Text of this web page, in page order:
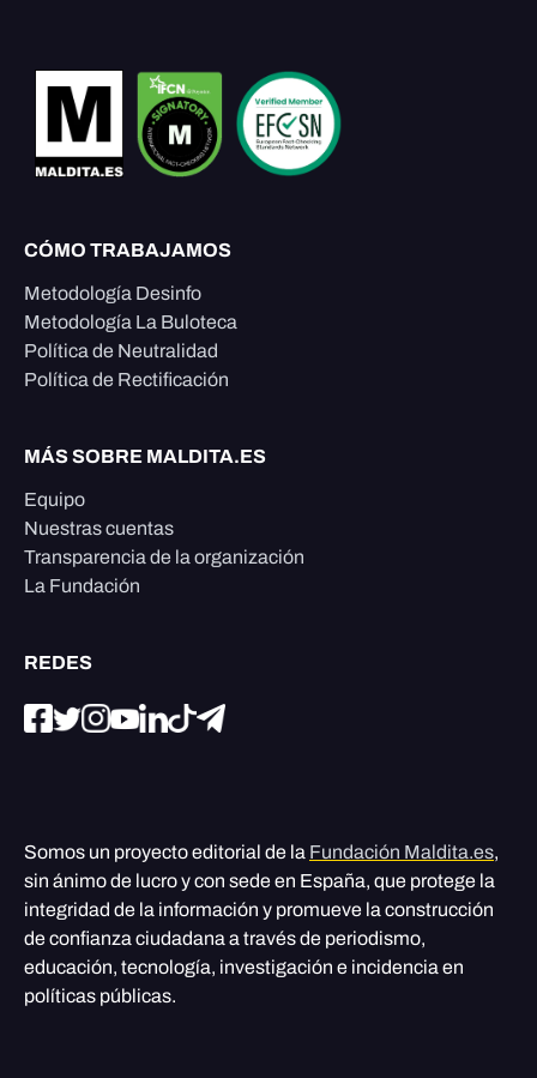
CÓMO TRABAJAMOS
Metodología Desinfo
Metodología La Buloteca
Política de Neutralidad
Política de Rectificación
MÁS SOBRE MALDITA.ES
Equipo
Nuestras cuentas
Transparencia de la organización
La Fundación
REDES
Somos un proyecto editorial de la Fundación Maldita.es,
sin ánimo de lucro y con sede en España, que protege la
integridad de la información y promueve la construcción
de confianza ciudadana a través de periodismo,
educación, tecnología, investigación e incidencia en
políticas públicas.